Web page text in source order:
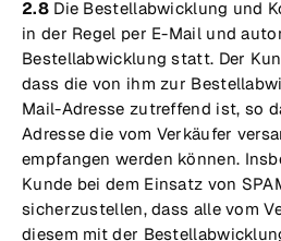
2.8Die Bestellabwicklung und
in der Regel per E-Mail und
Bestellabwicklung statt. Der
dass die von ihm zur
Mail-Adresse zutreffend ist, so
Adresse die vom Verkäufer
empfangen werden können.
Kunde bei dem Einsatz von
sicherzustellen, dass alle vom
diesem mit der